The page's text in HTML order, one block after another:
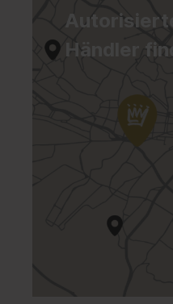
Händler